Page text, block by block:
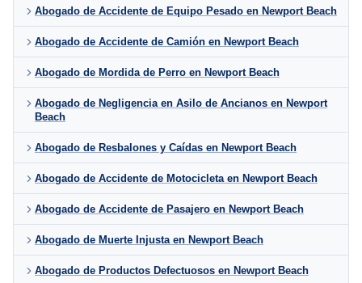
Abogado de Accidente de Equipo Pesado en Newport Beach
Abogado de Accidente de Camión en Newport Beach
Abogado de Mordida de Perro en Newport Beach
Abogado de Negligencia en Asilo de Ancianos en Newport
Beach
Abogado de Resbalones y Caídas en Newport Beach
Abogado de Accidente de Motocicleta en Newport Beach
Abogado de Accidente de Pasajero en Newport Beach
Abogado de Muerte Injusta en Newport Beach
Abogado de Productos Defectuosos en Newport Beach